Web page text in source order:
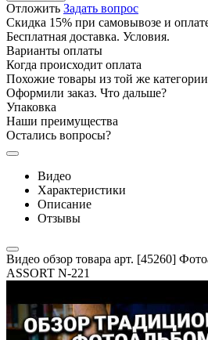
Отложить Задать вопрос
Скидка 15% при самовывозе и
Бесплатная доставка. Условия.
Варианты оплаты
Когда происходит оплата
Похожие товары из той же категории
Оформили заказ. Что дальше?
Упаковка
Наши преимущества
Остались вопросы?
Видео
Характеристики
Описание
Отзывы
Видео обзор товара арт. [45260]
ASSORT N-221